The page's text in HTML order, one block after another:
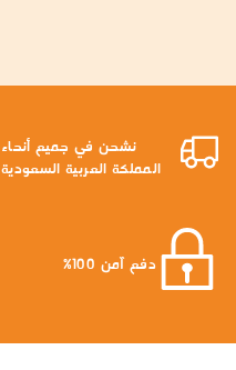
نشحن في جميع أنحاء
المملكة العربية السعودية
دفع آمن 100%